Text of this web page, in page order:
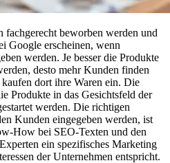
fachgerecht beworben werden und
Google erscheinen, wenn
werden. Je besser die Produkte
desto mehr Kunden finden
dort ihre Waren ein. Die
Produkte in das Gesichtsfeld der
werden. Die richtigen
Kunden eingegeben werden, ist
How bei SEO-Texten und den
ein spezifisches Marketing
der Unternehmen entspricht.